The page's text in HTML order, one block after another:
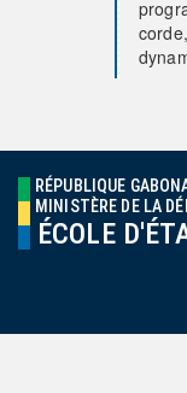
RÉPUBLIQUE
MINISTÈRE DE LA
ÉCOLE